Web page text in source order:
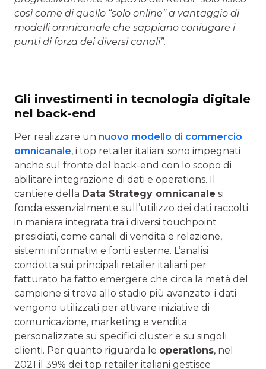
così come di quello “solo online” a vantaggio di
modelli omnicanale che sappiano coniugare i
punti di forza dei diversi canali”.
Gli investimenti in tecnologia digitale
nel back-end
Per realizzare un nuovo modello di commercio
omnicanale, i top retailer italiani sono impegnati
anche sul fronte del back-end con lo scopo di
abilitare integrazione di dati e operations. Il
cantiere della Data Strategy omnicanale si
fonda essenzialmente sull’utilizzo dei dati raccolti
in maniera integrata tra i diversi touchpoint
presidiati, come canali di vendita e relazione,
sistemi informativi e fonti esterne. L’analisi
condotta sui principali retailer italiani per
fatturato ha fatto emergere che circa la metà del
campione si trova allo stadio più avanzato: i dati
vengono utilizzati per attivare iniziative di
comunicazione, marketing e vendita
personalizzate su specifici cluster e su singoli
clienti. Per quanto riguarda le operations, nel
2021 il 39% dei top retailer italiani gestisce